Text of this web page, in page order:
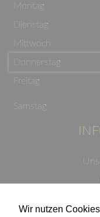
Wir nutzen
Montag
Dienstag
Mittwoch
Donnerstag
Freitag
Samstag